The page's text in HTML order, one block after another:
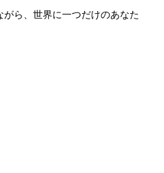
ら、世界に一つだけのあなた